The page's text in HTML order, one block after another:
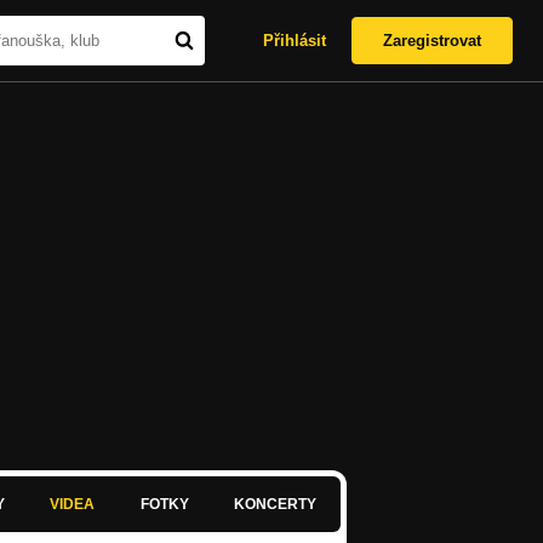
Přihlásit Zaregistrovat
VIDEA FOTKY KONCERTY